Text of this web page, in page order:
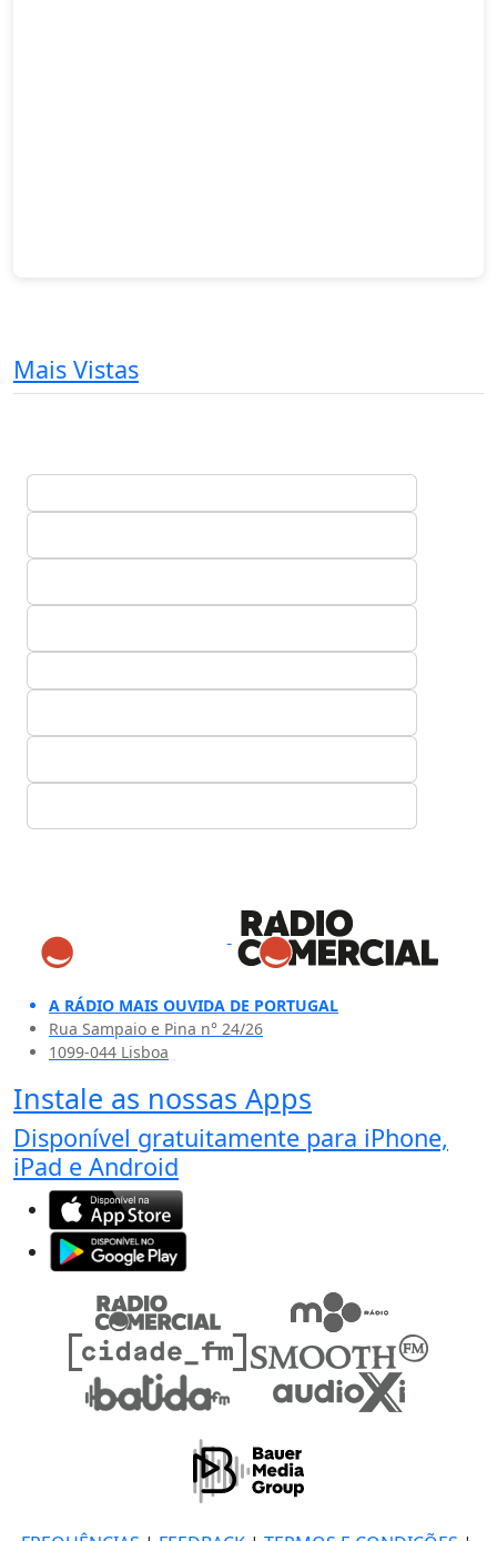
Mais Vistas
A RÁDIO MAIS OUVIDA DE PORTUGAL
Rua Sampaio e Pina n° 24/26
1099-044 Lisboa
Instale as nossas Apps
Disponível gratuitamente para iPhone,
iPad e Android